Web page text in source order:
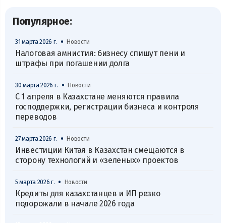
Популярное:
31 марта 2026 г. • Новости
Налоговая амнистия: бизнесу спишут пени и
штрафы при погашении долга
30 марта 2026 г. • Новости
С 1 апреля в Казахстане меняются правила
господдержки, регистрации бизнеса и контроля
переводов
27 марта 2026 г. • Новости
Инвестиции Китая в Казахстан смещаются в
сторону технологий и «зеленых» проектов
5 марта 2026 г. • Новости
Кредиты для казахстанцев и ИП резко
подорожали в начале 2026 года